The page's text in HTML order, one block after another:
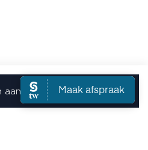
aan de winkelwagen